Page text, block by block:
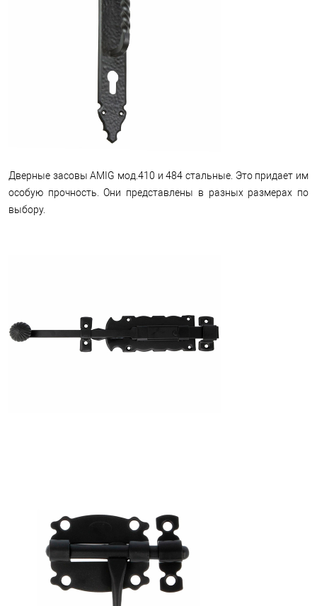
Дверные засовы AMIG мод.410 и 484 стальные. Это придает им
особую прочность. Они представлены в разных размерах по
выбору.